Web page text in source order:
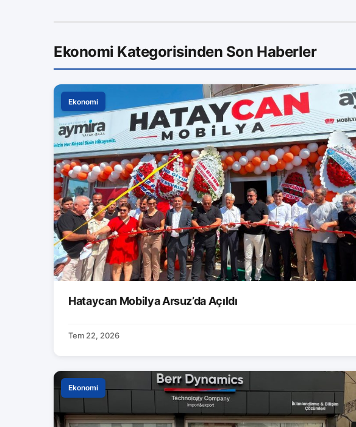
Ekonomi Kategorisinden Son Haberler
Ekonomi
Hataycan Mobilya Arsuz’da Açıldı
Tem 22, 2026
Ekonomi